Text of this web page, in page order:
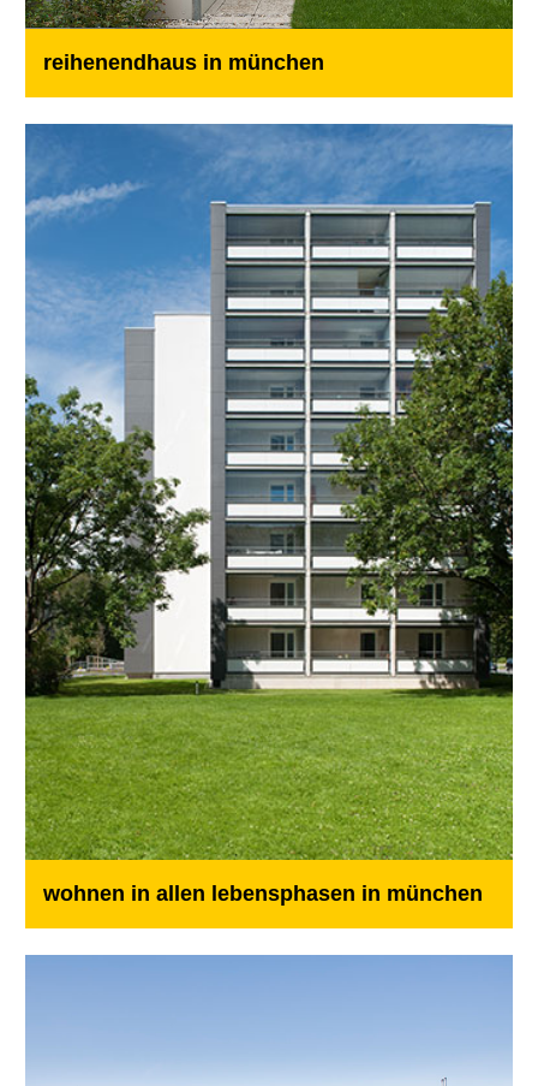
reihenendhaus in münchen
wohnen in allen lebensphasen in münchen